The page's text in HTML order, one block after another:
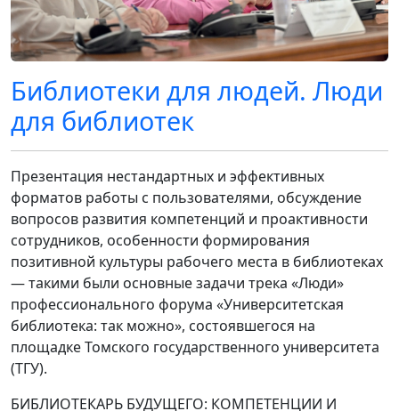
Библиотеки для людей. Люди
для библиотек
Презентация нестандартных и эффективных
форматов работы с пользователями, обсуждение
вопросов развития компетенций и проактивности
сотрудников, особенности формирования
позитивной культуры рабочего места в библиотеках
— такими были основные задачи трека «Люди»
профессионального форума «Университетская
библиотека: так можно», состоявшегося на
площадке Томского государственного университета
(ТГУ).
БИБЛИОТЕКАРЬ БУДУЩЕГО: КОМПЕТЕНЦИИ И